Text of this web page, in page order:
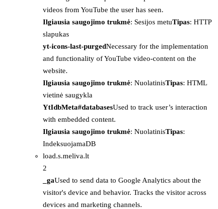
videos from YouTube the user has seen.
Ilgiausia saugojimo trukmė: Sesijos metuTipas: HTTP
slapukas
yt-icons-last-purgedNecessary for the implementation
and functionality of YouTube video-content on the
website.
Ilgiausia saugojimo trukmė: NuolatinisTipas: HTML
vietinė saugykla
YtIdbMeta#databasesUsed to track user’s interaction
with embedded content.
Ilgiausia saugojimo trukmė: NuolatinisTipas:
IndeksuojamaDB
load.s.meliva.lt
2
_gaUsed to send data to Google Analytics about the
visitor's device and behavior. Tracks the visitor across
devices and marketing channels.